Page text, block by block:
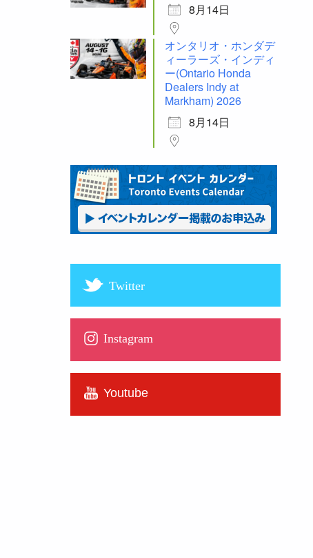
8月14日
オンタリオ・ホンダデ
ィーラーズ・インディ
ー(Ontario Honda
Dealers Indy at
Markham) 2026
8月14日
Twitter
Instagram
Youtube